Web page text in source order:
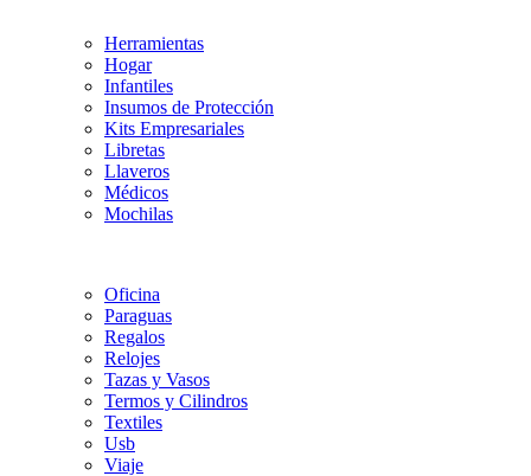
Herramientas
Hogar
Infantiles
Insumos de Protección
Kits Empresariales
Libretas
Llaveros
Médicos
Mochilas
Oficina
Paraguas
Regalos
Relojes
Tazas y Vasos
Termos y Cilindros
Textiles
Usb
Viaje